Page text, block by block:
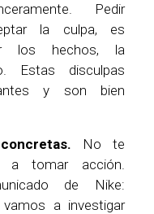
Pedir
la culpa, es
los hechos, la
Estas disculpas
y son bien
No te
tomar acción.
de Nike:
a investigar